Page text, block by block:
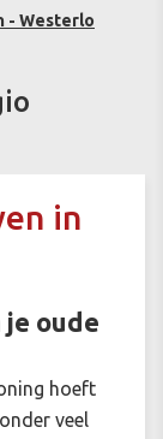
- Westerlo
in
oude
hoeft
veel